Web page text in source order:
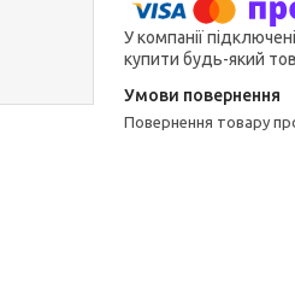
У компанії
купити будь-який
повернення товару